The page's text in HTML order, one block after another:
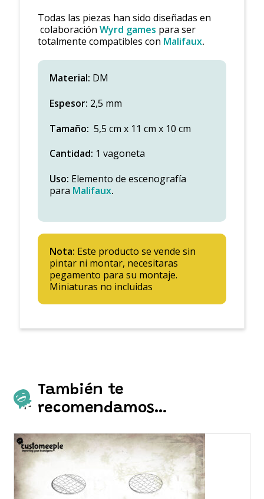
Todas las piezas han sido diseñadas en
colaboración Wyrd games para ser
totalmente compatibles con Malifaux.
Material: DM
Espesor: 2,5 mm
Tamaño: 5,5 cm x 11 cm x 10 cm
Cantidad: 1 vagoneta
Uso: Elemento de escenografía
para Malifaux.
Nota: Este producto se vende sin
pintar ni montar, necesitaras
pegamento para su montaje.
Miniaturas no incluidas
También te
recomendamos…